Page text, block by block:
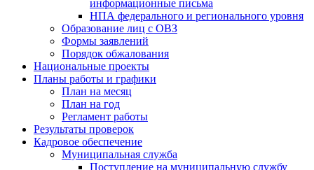
информационные письма
НПА федерального и регионального уровня
Образование лиц с ОВЗ
Формы заявлений
Порядок обжалования
Национальные проекты
Планы работы и графики
План на месяц
План на год
Регламент работы
Результаты проверок
Кадровое обеспечение
Муниципальная служба
Поступление на муниципальную службу